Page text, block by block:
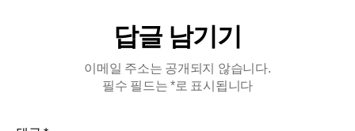
답글 남기기
이메일 주소는 공개되지 않습니다.
필수 필드는*로 표시됩니다